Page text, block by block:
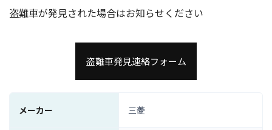
盗難車が発見された場合はお知らせください
盗難車発見連絡フォーム
メーカー 三菱